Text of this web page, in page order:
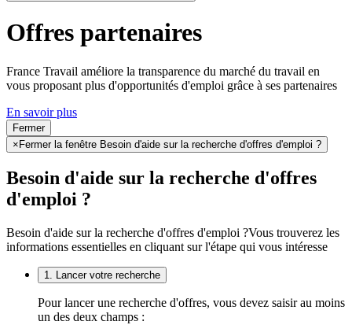
Offres partenaires
France Travail améliore la transparence du marché du travail en
vous proposant plus d'opportunités d'emploi grâce à ses partenaires
En savoir plus
Fermer
×Fermer la fenêtre Besoin d'aide sur la recherche d'offres d'emploi ?
Besoin d'aide sur la recherche d'offres
d'emploi ?
Besoin d'aide sur la recherche d'offres d'emploi ?Vous trouverez les
informations essentielles en cliquant sur l'étape qui vous intéresse
1. Lancer votre recherche
Pour lancer une recherche d'offres, vous devez saisir au moins
un des deux champs :